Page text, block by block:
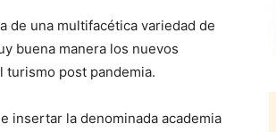
de una multifacética variedad de
buena manera los nuevos
turismo post pandemia.
insertar la denominada academia